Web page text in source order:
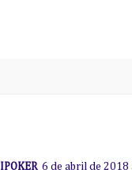
6 de abril de 2018